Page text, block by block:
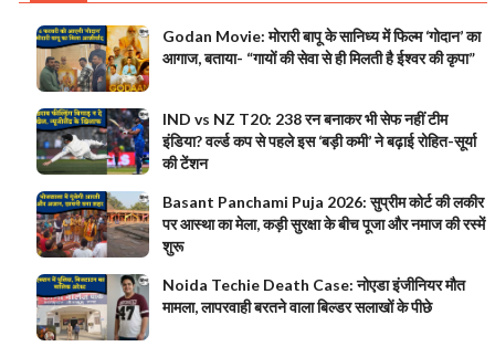
Godan Movie: मोरारी बापू के सानिध्य में फिल्म ‘गोदान’ का
आगाज, बताया- “गायों की सेवा से ही मिलती है ईश्वर की कृपा”
IND vs NZ T20: 238 रन बनाकर भी सेफ नहीं टीम
इंडिया? वर्ल्ड कप से पहले इस ‘बड़ी कमी’ ने बढ़ाई रोहित-सूर्या
की टेंशन
Basant Panchami Puja 2026: सुप्रीम कोर्ट की लकीर
पर आस्था का मेला, कड़ी सुरक्षा के बीच पूजा और नमाज की रस्में
शुरू
Noida Techie Death Case: नोएडा इंजीनियर मौत
मामला, लापरवाही बरतने वाला बिल्डर सलाखों के पीछे